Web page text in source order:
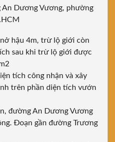
An Dương Vương, phường
hậu 4m, trừ lộ giới còn
sau khi trừ lộ giới được
tích công nhận và xây
trên phần diện tích vướn
đường An Dương Vương
Đoạn gần đường Trương